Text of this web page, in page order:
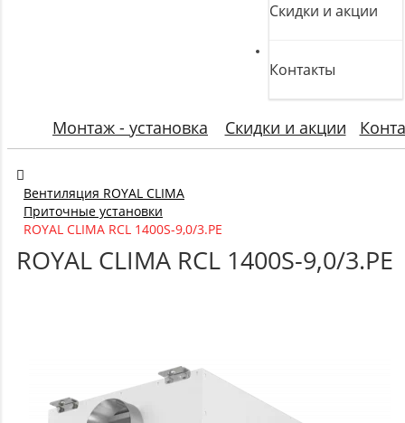
Скидки и акции
Контакты
Монтаж - установка Скидки и акции
Вентиляция ROYAL CLIMA
Приточные установки
ROYAL CLIMA RCL 1400S-9,0/3.PE
ROYAL CLIMA RCL 1400S-9,0/3.PE